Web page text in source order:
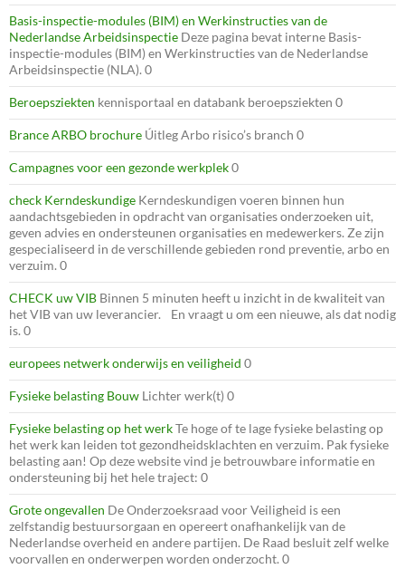
Basis-inspectie-modules (BIM) en Werkinstructies van de
Nederlandse Arbeidsinspectie Deze pagina bevat interne Basis-
inspectie-modules (BIM) en Werkinstructies van de Nederlandse
Arbeidsinspectie (NLA). 0
Beroepsziekten kennisportaal en databank beroepsziekten 0
Brance ARBO brochure Úitleg Arbo risico’s branch 0
Campagnes voor een gezonde werkplek0
check Kerndeskundige Kerndeskundigen voeren binnen hun
aandachtsgebieden in opdracht van organisaties onderzoeken uit,
geven advies en ondersteunen organisaties en medewerkers. Ze zijn
gespecialiseerd in de verschillende gebieden rond preventie, arbo en
verzuim. 0
CHECK uw VIB Binnen 5 minuten heeft u inzicht in de kwaliteit van
het VIB van uw leverancier. En vraagt u om een nieuwe, als dat nodig
is. 0
europees netwerk onderwijs en veiligheid 0
Fysieke belasting Bouw Lichter werk(t) 0
Fysieke belasting op het werkTe hoge of te lage fysieke belasting op
het werk kan leiden tot gezondheidsklachten en verzuim. Pak fysieke
belasting aan! Op deze website vind je betrouwbare informatie en
ondersteuning bij het hele traject: 0
Grote ongevallen De Onderzoeksraad voor Veiligheid is een
zelfstandig bestuursorgaan en opereert onafhankelijk van de
Nederlandse overheid en andere partijen. De Raad besluit zelf welke
voorvallen en onderwerpen worden onderzocht. 0